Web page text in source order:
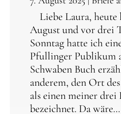
Liebe Laura, heute
August und vor drei
Sonntag hatte ich
Pfullinger Publikum
Schwaben Buch
anderem, den Ort
als einen meiner
bezeichnet. Da wäre...